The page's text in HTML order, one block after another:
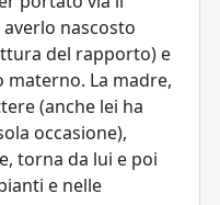
nascosto
del rapporto) e
La madre,
(anche lei ha
occasione),
torna da lui e poi
e nelle